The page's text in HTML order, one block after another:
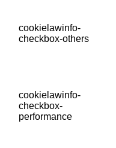
cookielawinfo-
checkbox-others
cookielawinfo-
checkbox-
performance